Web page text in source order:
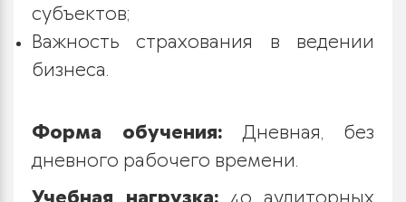
субъектов;
Важность страхования в ведении
бизнеса.
Форма обучения: Дневная, без
дневного рабочего времени.